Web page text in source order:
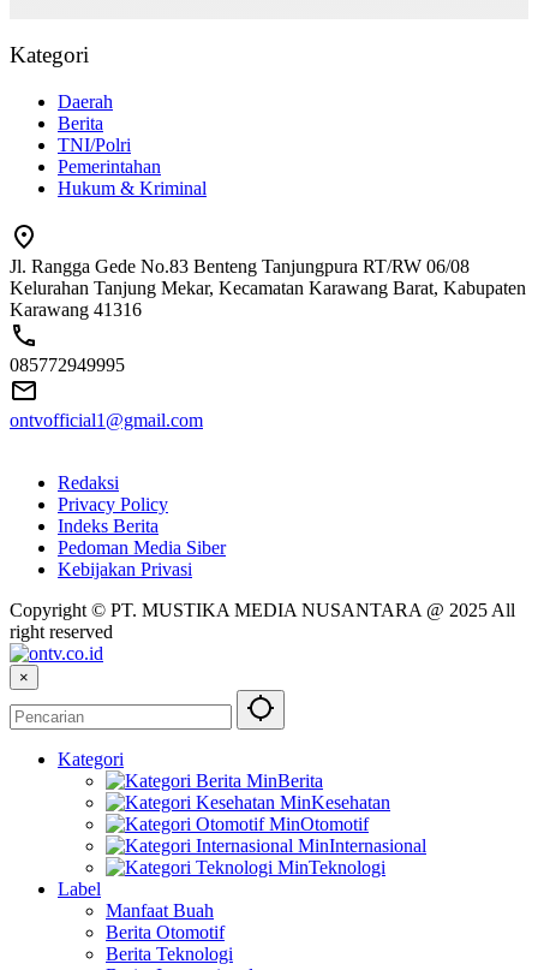
Kategori
Daerah
Berita
TNI/Polri
Pemerintahan
Hukum & Kriminal
Jl. Rangga Gede No.83 Benteng Tanjungpura RT/RW 06/08
Kelurahan Tanjung Mekar, Kecamatan Karawang Barat, Kabupaten
Karawang 41316
085772949995
ontvofficial1@gmail.com
Redaksi
Privacy Policy
Indeks Berita
Pedoman Media Siber
Kebijakan Privasi
Copyright © PT. MUSTIKA MEDIA NUSANTARA @ 2025 All
right reserved
×
Kategori
Berita
Kesehatan
Otomotif
Internasional
Teknologi
Label
Manfaat Buah
Berita Otomotif
Berita Teknologi